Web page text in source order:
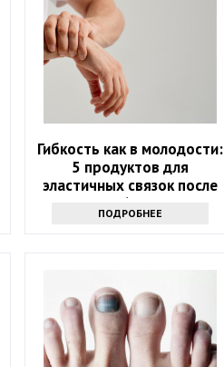
Гибкость как в молодости:
5 продуктов для
эластичных связок после
60
ПОДРОБНЕЕ